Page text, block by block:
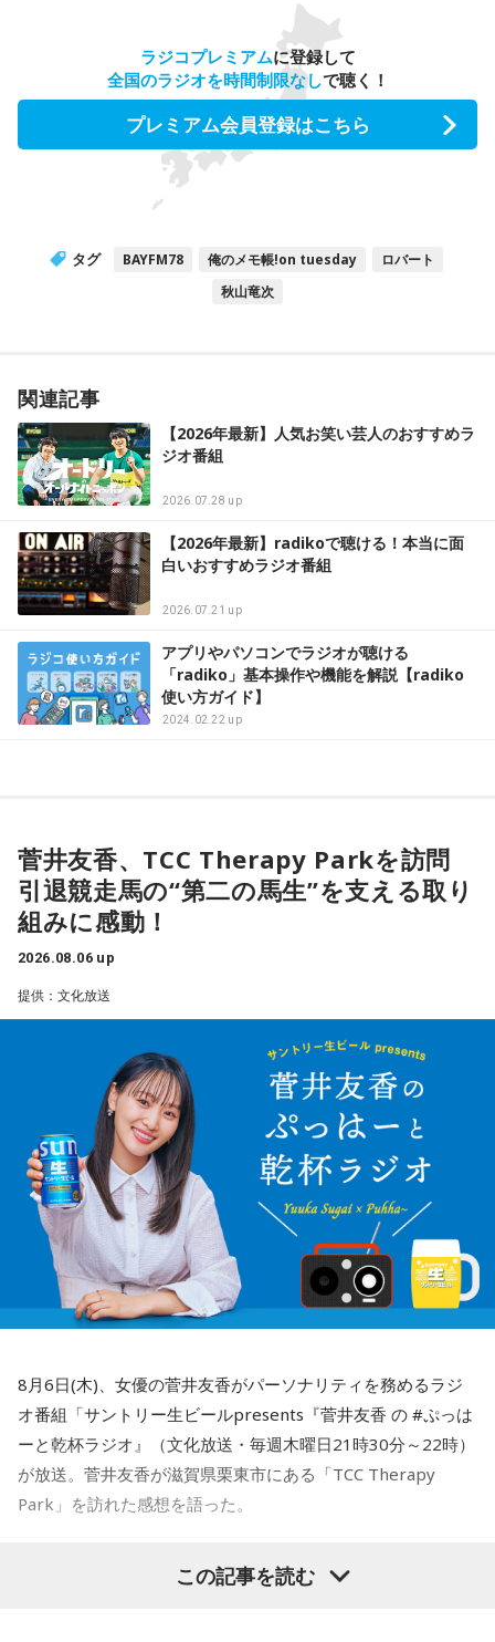
ラジコプレミアムに登録して
全国のラジオを時間制限なしで聴く！
プレミアム会員登録はこちら
タグ BAYFM78 俺のメモ帳!on tuesday
ロバート
秋山竜次
関連記事
【2026年最新】人気お笑い芸人のおすすめラ
ジオ番組
2026.07.28 up
【2026年最新】radikoで聴ける！本当に面
白いおすすめラジオ番組
2026.07.21 up
アプリやパソコンでラジオが聴ける
「radiko」基本操作や機能を解説【radiko
使い方ガイド】
2024.02.22 up
菅井友香、TCC Therapy Parkを訪問
引退競走馬の“第二の馬生”を支える取り
組みに感動！
2026.08.06 up
提供：文化放送
8月6日(木)、女優の菅井友香がパーソナリティを務めるラジ
オ番組「サントリー生ビールpresents『菅井友香 の #ぷっは
ーと乾杯ラジオ』（文化放送・毎週木曜日21時30分～22時）
が放送。菅井友香が滋賀県栗東市にある「TCC Therapy
Park」を訪れた感想を語った。
-「素晴らしい素敵な取り組み」-
この記事を読む